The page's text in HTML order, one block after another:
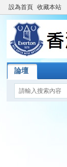
設為首頁 收藏本站
論壇